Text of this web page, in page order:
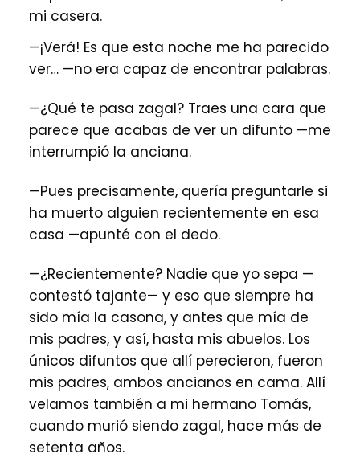
mi casera.
—¡Verá! Es que esta noche me ha parecido
ver… —no era capaz de encontrar palabras.
—¿Qué te pasa zagal? Traes una cara que
parece que acabas de ver un difunto —me
interrumpió la anciana.
—Pues precisamente, quería preguntarle si
ha muerto alguien recientemente en esa
casa —apunté con el dedo.
—¿Recientemente? Nadie que yo sepa —
contestó tajante— y eso que siempre ha
sido mía la casona, y antes que mía de
mis padres, y así, hasta mis abuelos. Los
únicos difuntos que allí perecieron, fueron
mis padres, ambos ancianos en cama. Allí
velamos también a mi hermano Tomás,
cuando murió siendo zagal, hace más de
setenta años.